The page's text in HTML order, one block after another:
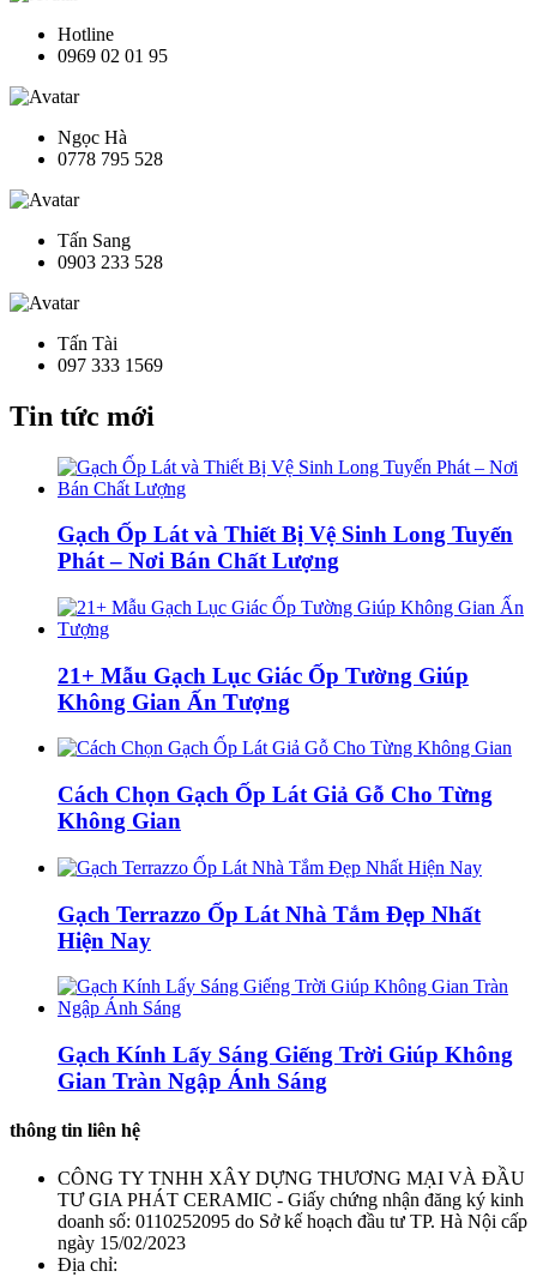
Hotline
0969 02 01 95
Ngọc Hà
0778 795 528
Tấn Sang
0903 233 528
Tấn Tài
097 333 1569
Tin tức mới
Gạch Ốp Lát và Thiết Bị Vệ Sinh Long Tuyến
Phát – Nơi Bán Chất Lượng
21+ Mẫu Gạch Lục Giác Ốp Tường Giúp
Không Gian Ấn Tượng
Cách Chọn Gạch Ốp Lát Giả Gỗ Cho Từng
Không Gian
Gạch Terrazzo Ốp Lát Nhà Tắm Đẹp Nhất
Hiện Nay
Gạch Kính Lấy Sáng Giếng Trời Giúp Không
Gian Tràn Ngập Ánh Sáng
thông tin liên hệ
CÔNG TY TNHH XÂY DỰNG THƯƠNG MẠI VÀ ĐẦU
TƯ GIA PHÁT CERAMIC - Giấy chứng nhận đăng ký kinh
doanh số: 0110252095 do Sở kế hoạch đầu tư TP. Hà Nội cấp
ngày 15/02/2023
Địa chỉ: